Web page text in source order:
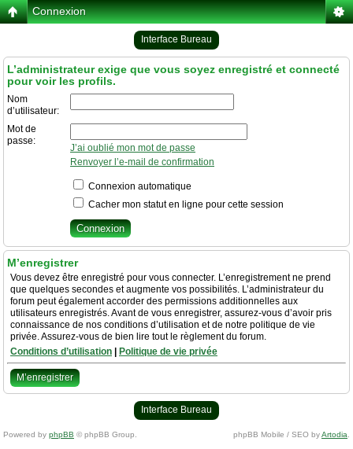
Connexion
Interface Bureau
L’administrateur exige que vous soyez enregistré et connecté
pour voir les profils.
Nom
d’utilisateur:
Mot de
passe:
J’ai oublié mon mot de passe
Renvoyer l’e-mail de confirmation
Connexion automatique
Cacher mon statut en ligne pour cette session
M’enregistrer
Vous devez être enregistré pour vous connecter. L’enregistrement ne prend
que quelques secondes et augmente vos possibilités. L’administrateur du
forum peut également accorder des permissions additionnelles aux
utilisateurs enregistrés. Avant de vous enregistrer, assurez-vous d’avoir pris
connaissance de nos conditions d’utilisation et de notre politique de vie
privée. Assurez-vous de bien lire tout le règlement du forum.
Conditions d’utilisation
Politique de vie privée
M’enregistrer
Interface Bureau
Powered by phpBB © phpBB Group. phpBB Mobile / SEO byArtodia